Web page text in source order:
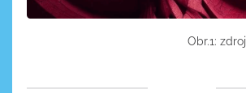
Obr.1: zdroj